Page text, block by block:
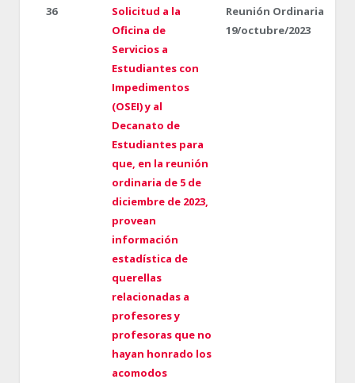
36
Solicitud a la
Oficina de
Servicios a
Estudiantes con
Impedimentos
(OSEI) y al
Decanato de
Estudiantes para
que, en la reunión
ordinaria de 5 de
diciembre de 2023,
provean
información
estadística de
querellas
relacionadas a
profesores y
profesoras que no
hayan honrado los
acomodos
Reunión Ordinaria
19/octubre/2023